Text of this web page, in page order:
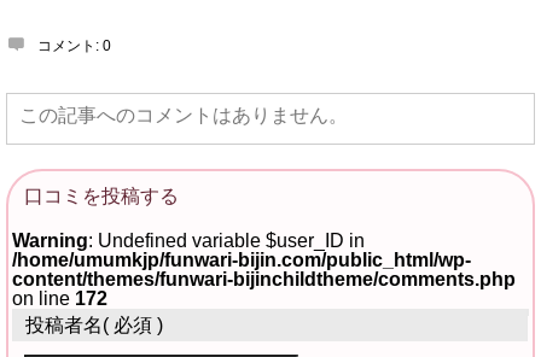
コメント: 0
この記事へのコメントはありません。
口コミを投稿する
Warning : Undefined variable $user_ID in
/home/umumkjp/funwari-bijin.com/public_html/wp-
content/themes/funwari-bijinchildtheme/comments.php
on line 172
投稿者名( 必須 )